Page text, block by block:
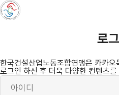
한
국
건
동
조
합
메
뉴
로
한국건설산업노동조합연맹은 카카오
로그인 하신 후 더욱 다양한 컨텐츠
회
원
아
비
밀
번
한
국
건
동
조
합